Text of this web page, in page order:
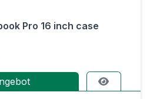
Pro 16 inch case